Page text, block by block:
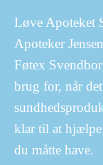
Løve Apoteket
Apoteker
Føtex
brug for, når
klar til at hjælpe
du måtte have.